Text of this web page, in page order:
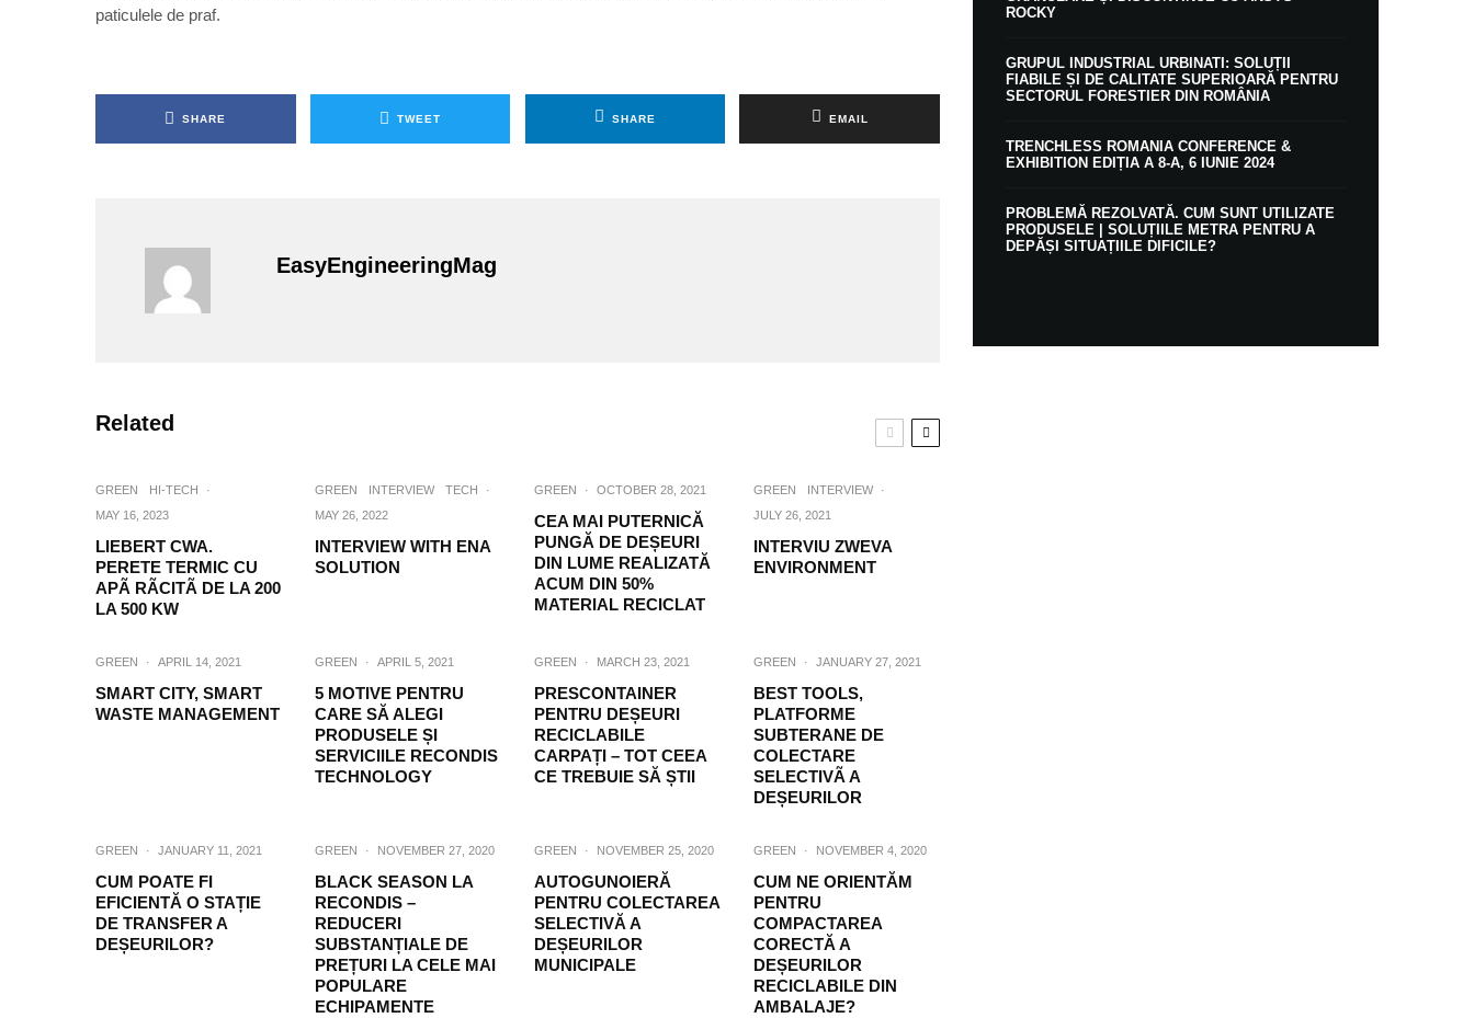
paticulele de praf.
SHARE TWEET SHARE EMAIL
EasyEngineeringMag
Related
GREEN HI-TECH
·
MAY 16, 2023
LIEBERT CWA.
PERETE TERMIC CU
APÃ RÃCITÃ DE LA 200
LA 500 KW
GREEN INTERVIEW TECH
·
MAY 26, 2022
INTERVIEW WITH ENA
SOLUTION
GREEN · OCTOBER 28, 2021
CEA MAI PUTERNICĂ
PUNGĂ DE DEȘEURI
DIN LUME REALIZATĂ
ACUM DIN 50%
MATERIAL RECICLAT
GREEN INTERVIEW
·
JULY 26, 2021
INTERVIU ZWEVA
ENVIRONMENT
GREEN · APRIL 14, 2021
SMART CITY, SMART
WASTE MANAGEMENT
GREEN · APRIL 5, 2021
5 MOTIVE PENTRU
CARE SĂ ALEGI
PRODUSELE ȘI
SERVICIILE RECONDIS
TECHNOLOGY
GREEN · MARCH 23, 2021
PRESCONTAINER
PENTRU DEȘEURI
RECICLABILE
CARPAȚI – TOT CEEA
CE TREBUIE SĂ ȘTII
GREEN · JANUARY 27, 2021
BEST TOOLS,
PLATFORME
SUBTERANE DE
COLECTARE
SELECTIVÃ A
DEȘEURILOR
GREEN · JANUARY 11, 2021
CUM POATE FI
EFICIENTĂ O STAȚIE
DE TRANSFER A
DEȘEURILOR?
GREEN · NOVEMBER 27, 2020
BLACK SEASON LA
RECONDIS –
REDUCERI
SUBSTANȚIALE DE
PREȚURI LA CELE MAI
POPULARE
ECHIPAMENTE
GREEN · NOVEMBER 25, 2020
AUTOGUNOIERĂ
PENTRU COLECTAREA
SELECTIVĂ A
DEȘEURILOR
MUNICIPALE
GREEN · NOVEMBER 4, 2020
CUM NE ORIENTĂM
PENTRU
COMPACTAREA
CORECTĂ A
DEȘEURILOR
RECICLABILE DIN
AMBALAJE?
ROCKY
GRUPUL INDUSTRIAL URBINATI: SOLUȚII
FIABILE ȘI DE CALITATE SUPERIOARĂ PENTRU
SECTORUL FORESTIER DIN ROMÂNIA
TRENCHLESS ROMANIA CONFERENCE &
EXHIBITION EDIȚIA A 8-A, 6 IUNIE 2024
PROBLEMĂ REZOLVATĂ. CUM SUNT UTILIZATE
PRODUSELE | SOLUȚIILE METRA PENTRU A
DEPĂȘI SITUAȚIILE DIFICILE?